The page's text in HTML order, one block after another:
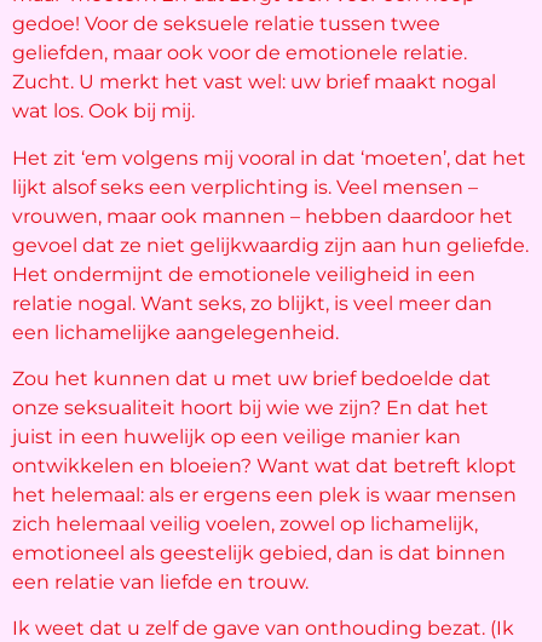
gedoe! Voor de seksuele relatie tussen twee
geliefden, maar ook voor de emotionele relatie.
Zucht. U merkt het vast wel: uw brief maakt nogal
wat los. Ook bij mij.
Het zit ‘em volgens mij vooral in dat ‘moeten’, dat het
lijkt alsof seks een verplichting is. Veel mensen –
vrouwen, maar ook mannen – hebben daardoor het
gevoel dat ze niet gelijkwaardig zijn aan hun geliefde.
Het ondermijnt de emotionele veiligheid in een
relatie nogal. Want seks, zo blijkt, is veel meer dan
een lichamelijke aangelegenheid.
Zou het kunnen dat u met uw brief bedoelde dat
onze seksualiteit hoort bij wie we zijn? En dat het
juist in een huwelijk op een veilige manier kan
ontwikkelen en bloeien? Want wat dat betreft klopt
het helemaal: als er ergens een plek is waar mensen
zich helemaal veilig voelen, zowel op lichamelijk,
emotioneel als geestelijk gebied, dan is dat binnen
een relatie van liefde en trouw.
Ik weet dat u zelf de gave van onthouding bezat. (Ik